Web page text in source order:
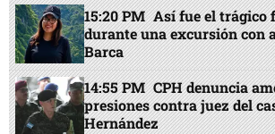
15:20 PM Así fue el trágico
durante una excursión con
Barca
14:55 PM CPH denuncia
presiones contra juez del
Hernández